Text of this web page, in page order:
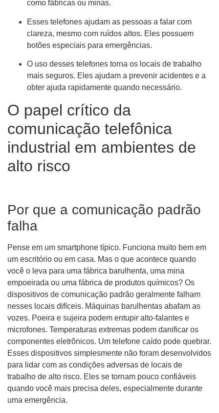
como fábricas ou minas.
Esses telefones ajudam as pessoas a falar com
clareza, mesmo com ruídos altos. Eles possuem
botões especiais para emergências.
O uso desses telefones torna os locais de trabalho
mais seguros. Eles ajudam a prevenir acidentes e a
obter ajuda rapidamente quando necessário.
O papel crítico da
comunicação telefônica
industrial em ambientes de
alto risco
Por que a comunicação padrão
falha
Pense em um smartphone típico. Funciona muito bem em
um escritório ou em casa. Mas o que acontece quando
você o leva para uma fábrica barulhenta, uma mina
empoeirada ou uma fábrica de produtos químicos? Os
dispositivos de comunicação padrão geralmente falham
nesses locais difíceis. Máquinas barulhentas abafam as
vozes. Poeira e sujeira podem entupir alto-falantes e
microfones. Temperaturas extremas podem danificar os
componentes eletrônicos. Um telefone caído pode quebrar.
Esses dispositivos simplesmente não foram desenvolvidos
para lidar com as condições adversas de locais de
trabalho de alto risco. Eles se tornam pouco confiáveis ​​
quando você mais precisa deles, especialmente durante
uma emergência.